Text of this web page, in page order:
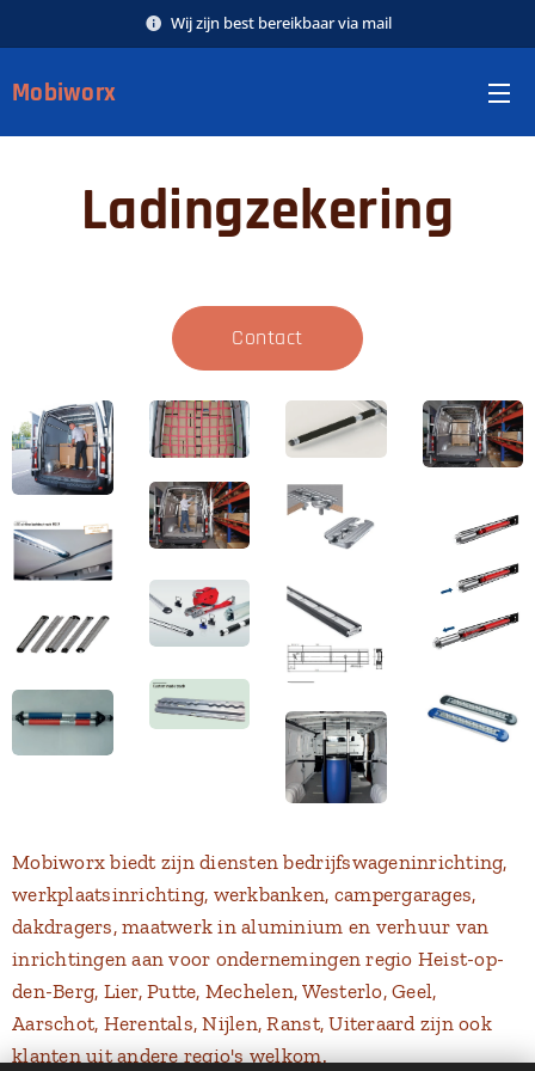
Wij zijn best bereikbaar via mail
Mobiworx
Ladingzekering
Contact
Mobiworx biedt zijn diensten bedrijfswageninrichting,
werkplaatsinrichting, werkbanken, campergarages,
dakdragers, maatwerk in aluminium en verhuur van
inrichtingen aan voor ondernemingen regio Heist-op-
den-Berg, Lier, Putte, Mechelen, Westerlo, Geel,
Aarschot, Herentals, Nijlen, Ranst, Uiteraard zijn ook
klanten uit andere regio's welkom.